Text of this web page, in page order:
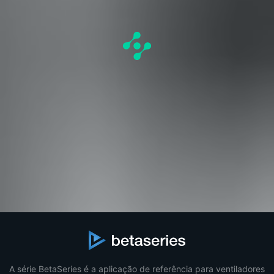
A série BetaSeries é a aplicação de referência para ventiladores